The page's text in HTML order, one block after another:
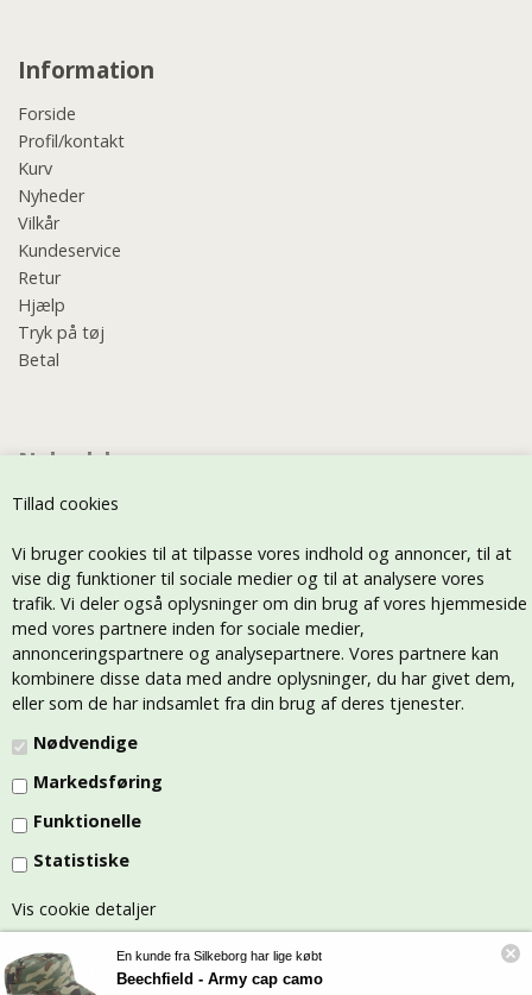
Tillad cookies
Vi bruger cookies til at tilpasse vores indhold og annoncer, til at
vise dig funktioner til sociale medier og til at analysere vores
trafik. Vi deler også oplysninger om din brug af vores hjemmeside
med vores partnere inden for sociale medier,
annonceringspartnere og analysepartnere. Vores partnere kan
kombinere disse data med andre oplysninger, du har givet dem,
eller som de har indsamlet fra din brug af deres tjenester.
Nødvendige
Markedsføring
Funktionelle
Statistiske
Vis cookie detaljer
Information
Forside
Profil/kontakt
Kurv
Nyheder
Vilkår
Kundeservice
Retur
Hjælp
Tryk på tøj
Betal
Nyhedsbrev
En kunde fra Silkeborg har lige købt
Beechfield - Army cap camo